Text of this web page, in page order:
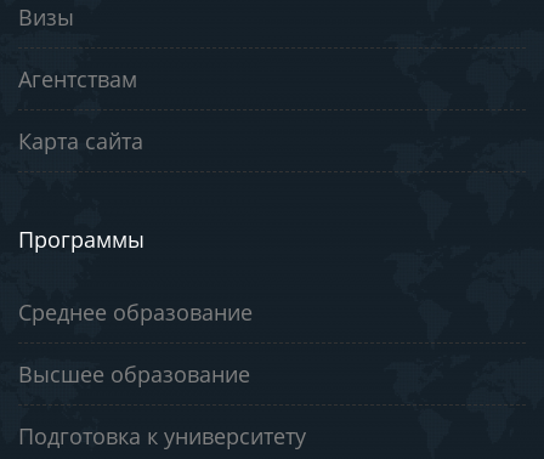
Визы
Агентствам
Карта сайта
Программы
Среднее образование
Высшее образование
Подготовка к университету